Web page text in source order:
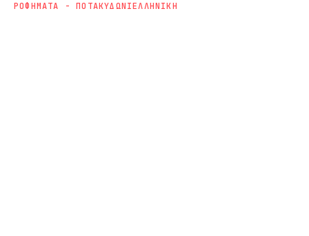
ΡΟΦΗΜΑΤΑ - ΠΟΤΑΚΥΔΩΝΙΕΛΛΗΝΙΚΗ